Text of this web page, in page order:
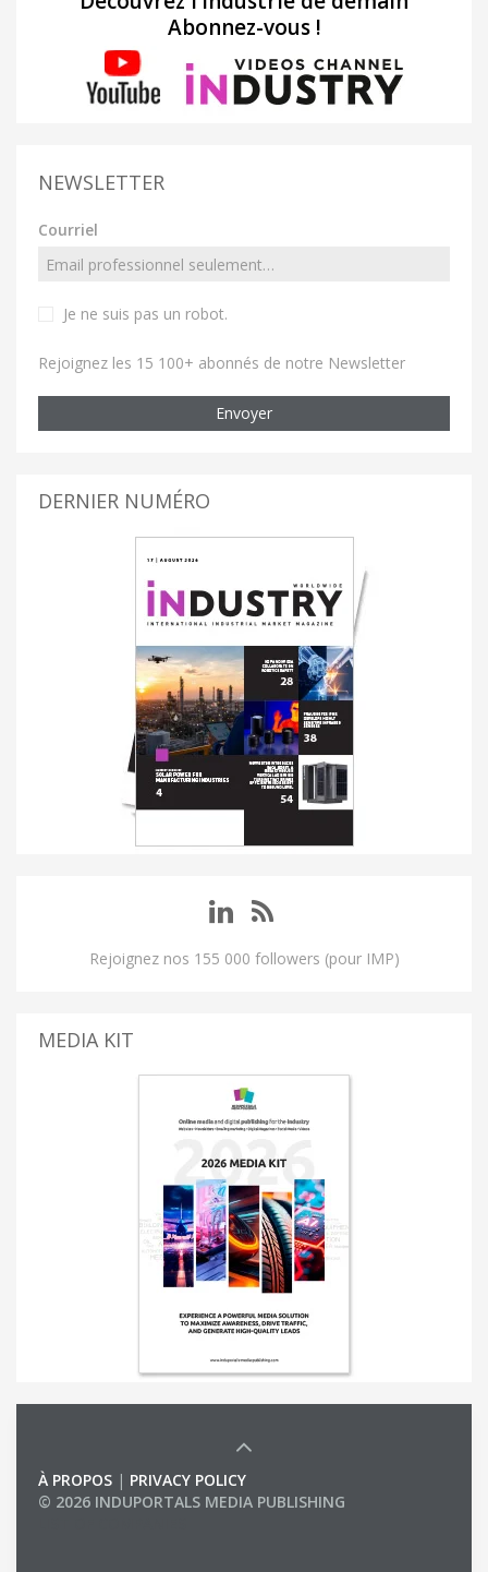
Abonnez-vous !
NEWSLETTER
Courriel
Je ne suis pas un robot.
Rejoignez les 15 100+ abonnés de notre Newsletter
Envoyer
DERNIER NUMÉRO
Rejoignez nos 155 000 followers (pour IMP)
MEDIA KIT
À PROPOS | PRIVACY POLICY
© 2026 INDUPORTALS MEDIA PUBLISHING